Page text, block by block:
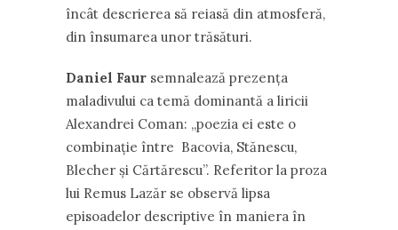
încât descrierea să reiasă din atmosferă,
din însumarea unor trăsături.
Daniel Faur semnalează prezenţa
maladivului ca temă dominantă a liricii
Alexandrei Coman: „poezia ei este o
combinaţie între Bacovia, Stănescu,
Blecher şi Cărtărescu”. Referitor la proza
lui Remus Lazăr se observă lipsa
episoadelor descriptive în maniera în